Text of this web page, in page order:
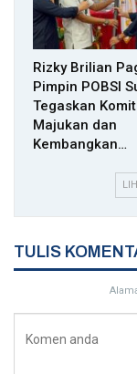
Rizky Brilian
Pimpin POBSI
Tegaskan
Majukan dan
Kembangkan…
TULIS